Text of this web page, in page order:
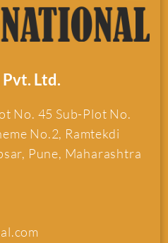
Ltd.
No. 45 Sub-Plot No.
No.2, Ramtekdi
Pune, Maharashtra